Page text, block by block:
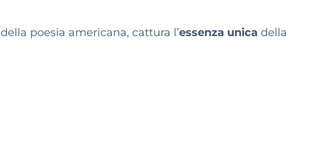
della poesia americana, cattura l’essenza unica della